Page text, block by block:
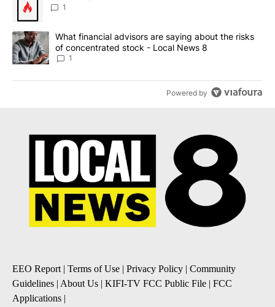
1
A trending article titled "What financial advisors are saying
What financial advisors are saying about the risks
of concentrated stock - Local News 8
1
Powered by
EEO Report | Terms of Use | Privacy Policy | Community
Guidelines | About Us | KIFI-TV FCC Public File | FCC
Applications |